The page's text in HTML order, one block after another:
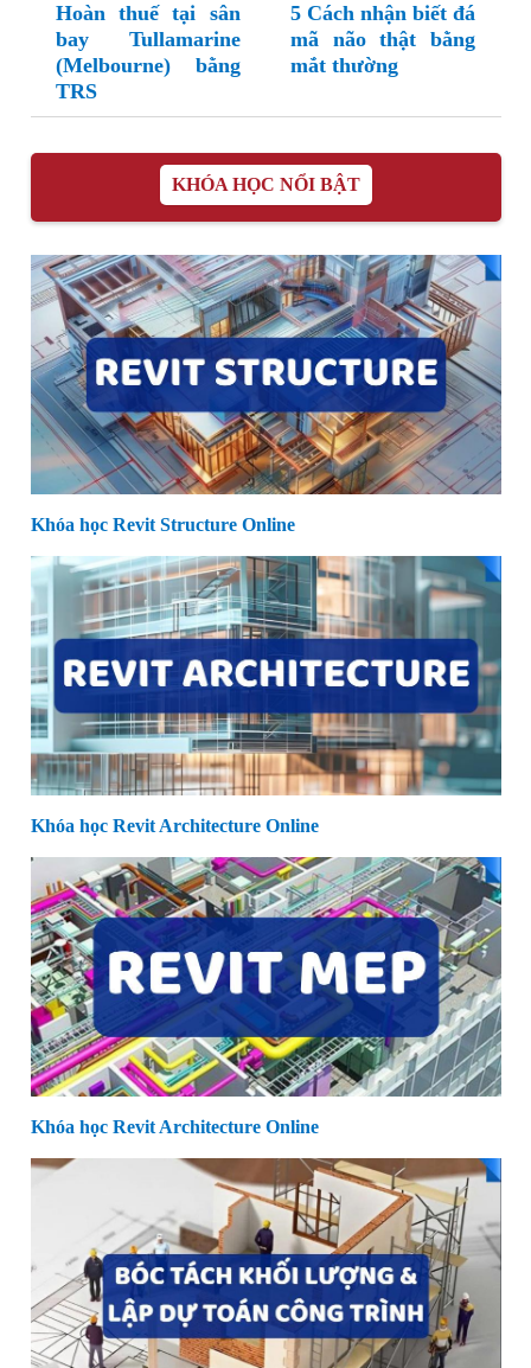
Hoàn thuế tại sân
bay Tullamarine
(Melbourne) bằng
TRS
5 Cách nhận biết đá
mã não thật bằng
mắt thường
KHÓA HỌC NỔI BẬT
Khóa học Revit Structure Online
Khóa học Revit Architecture Online
Khóa học Revit Architecture Online